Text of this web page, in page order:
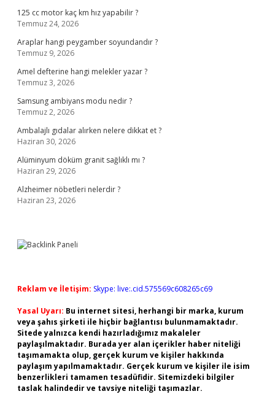
125 cc motor kaç km hız yapabilir ?
Temmuz 24, 2026
Araplar hangi peygamber soyundandır ?
Temmuz 9, 2026
Amel defterine hangi melekler yazar ?
Temmuz 3, 2026
Samsung ambiyans modu nedir ?
Temmuz 2, 2026
Ambalajlı gıdalar alırken nelere dikkat et ?
Haziran 30, 2026
Alüminyum döküm granit sağlıklı mı ?
Haziran 29, 2026
Alzheimer nöbetleri nelerdir ?
Haziran 23, 2026
Reklam ve İletişim: Skype: live:.cid.575569c608265c69
Yasal Uyarı: Bu internet sitesi, herhangi bir marka, kurum
veya şahıs şirketi ile hiçbir bağlantısı bulunmamaktadır.
Sitede yalnızca kendi hazırladığımız makaleler
paylaşılmaktadır. Burada yer alan içerikler haber niteliği
taşımamakta olup, gerçek kurum ve kişiler hakkında
paylaşım yapılmamaktadır. Gerçek kurum ve kişiler ile isim
benzerlikleri tamamen tesadüfidir. Sitemizdeki bilgiler
taslak halindedir ve tavsiye niteliği taşımazlar.